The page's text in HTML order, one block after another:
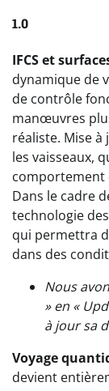
1.0
IFCS et
dynamique de
de contrôle
manœuvres
réaliste. Mise
les vaisseaux,
comportement
Dans le cadre
technologie
qui permettra
dans des
Nous
» en «
à jour sa
Voyage
devient